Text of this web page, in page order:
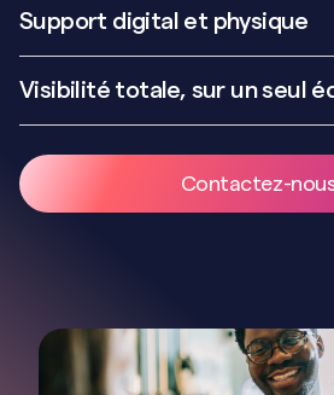
et les données cartes cadeaux dans
Support digital et physique
cartes physiques en centre ou en
digitalisables par les bénéficiaires.
Visibilité totale, sur un seul
à une interface de reporting unique.
Contactez-nous